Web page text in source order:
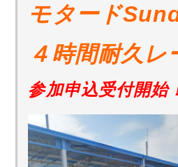
モタード
４時間耐久レ
参加申込受付開始